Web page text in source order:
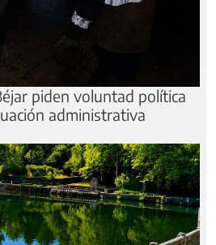
piden voluntad política
administrativa